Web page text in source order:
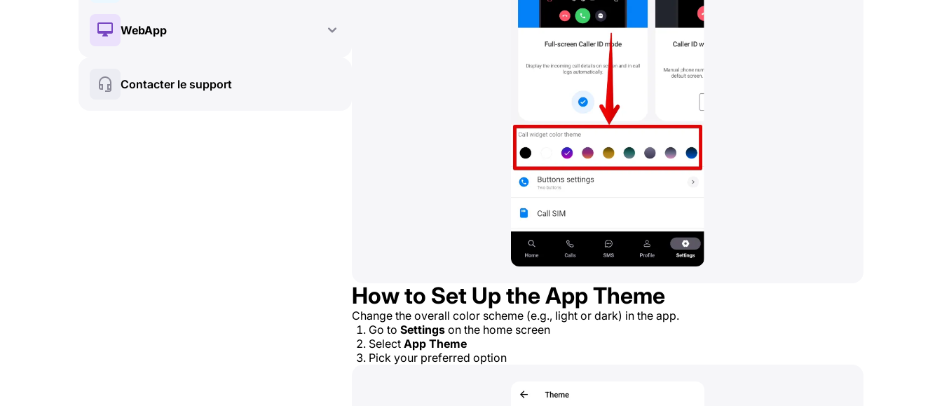
🔑 Installation et Autorisation
🍀Fonctionnalités gratuites
WebApp
Contacter le support
How to Set Up the App Theme
Change the overall color scheme (e.g., light or dark) in the app.
Go to Settings on the home screen
Select App Theme
Pick your preferred option